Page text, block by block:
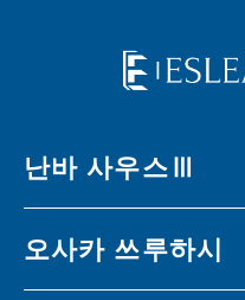
난바 사우스Ⅲ
오사카 쓰루하시